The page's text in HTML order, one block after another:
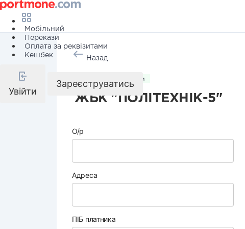
Мобільний
Перекази
Оплата за реквізитами
Кешбек
Увійти
Зареєструватись
Назад
Комунальні послуги
ЖБК "ПОЛІТЕХНІК-5"
О/р
Адреса
ПІБ платника